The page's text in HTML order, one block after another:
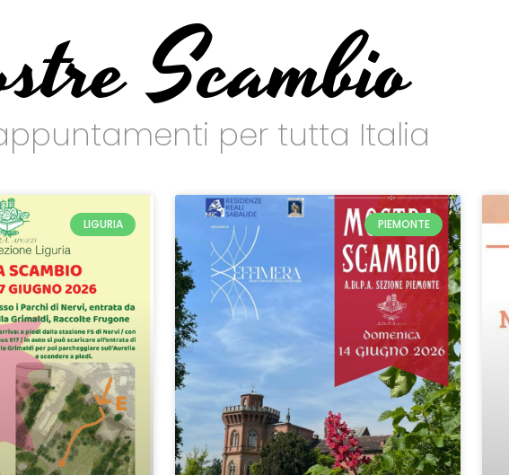
Scambio
per tutta Italia
LIGURIA PIEMONTE